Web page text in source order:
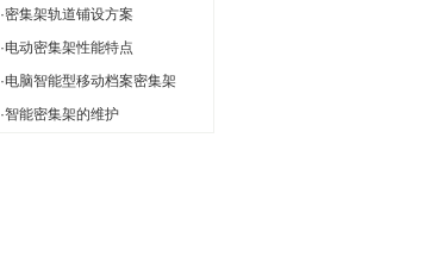
·密集架轨道铺设方案
·电动密集架性能特点
·电脑智能型移动档案密集架
·智能密集架的维护